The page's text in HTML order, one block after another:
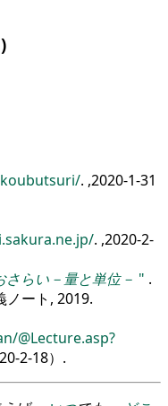
)
. ,2020-1-31
. ,2020-2-
さらい－量と単位－
.
ノート, 2019.
@Lecture.asp?
2-18）.